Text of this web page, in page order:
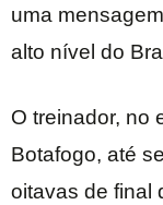
uma
alto nível do
O treinador, no
Botafogo, até
oitavas de final